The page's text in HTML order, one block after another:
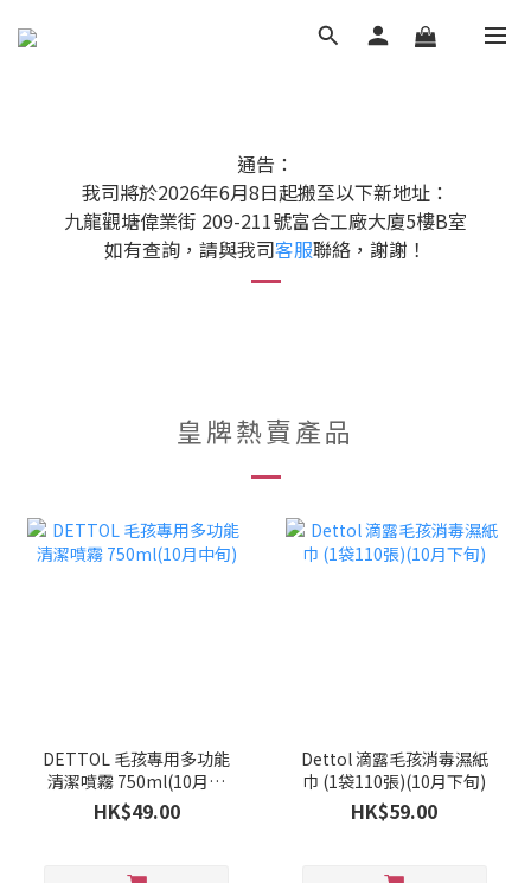
通告：
我司將於2026年6月8日起搬至以下新地址：
九龍觀塘偉業街 209-211號富合工廠大廈5樓B室
如有查詢，請與我司客服聯絡，謝謝！
皇牌熱賣產品
DETTOL 毛孩專用多功能
清潔噴霧 750ml(10月中
旬)
HK$49.00
Dettol 滴露毛孩消毒濕紙
巾 (1袋110張)(10月下旬)
HK$59.00